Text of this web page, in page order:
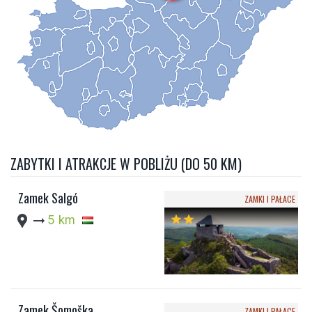
ZABYTKI I ATRAKCJE W POBLIŻU (DO 50 KM)
Zamek Salgó
location_pin arrow_right_alt 5 km
ZAMKI I PAŁACE
starstar